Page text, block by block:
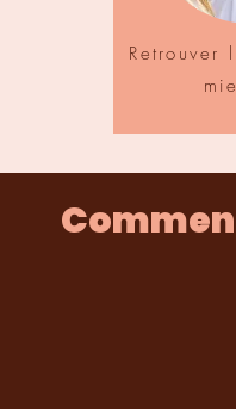
Retrouver